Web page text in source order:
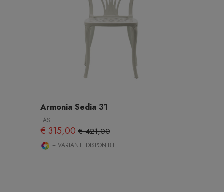
Armonia Sedia 31
FAST
€ 315,00€ 421,00
+ VARIANTI DISPONIBILI